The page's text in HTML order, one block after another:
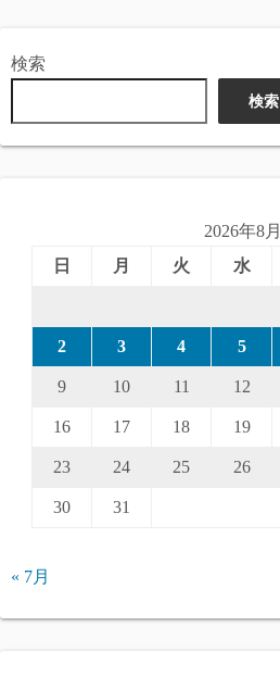
検索
検索
2026年8月
日
月 火 水
2 3 4 5
9 10 11 12
16 17 18 19
23 24 25 26
30 31
« 7月